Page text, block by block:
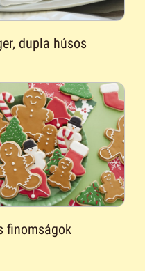
dupla húsos
finomságok